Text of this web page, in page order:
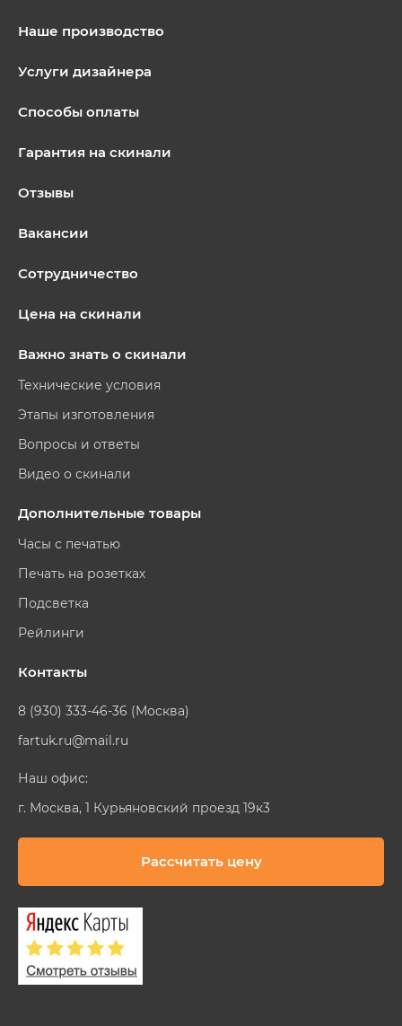
Наше производство
Услуги дизайнера
Способы оплаты
Гарантия на скинали
Отзывы
Вакансии
Сотрудничество
Цена на скинали
Важно знать о скинали
Технические условия
Этапы изготовления
Вопросы и ответы
Видео о скинали
Дополнительные товары
Часы с печатью
Печать на розетках
Подсветка
Рейлинги
Контакты
8 (930) 333-46-36 (Москва)
fartuk.ru@mail.ru
Наш офис:
г. Москва, 1 Курьяновский проезд 19к3
Рассчитать цену